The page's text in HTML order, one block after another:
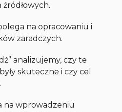
na opracowaniu i
zaradczych.
analizujemy, czy te
skuteczne i czy cel
na wprowadzeniu